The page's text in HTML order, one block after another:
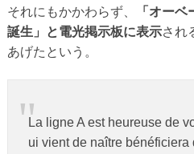
それにもかかわらず、
「オー
誕生」と電光掲示板に表示され
あげたという。
La ligne A est heureuse de
ui vient de naître